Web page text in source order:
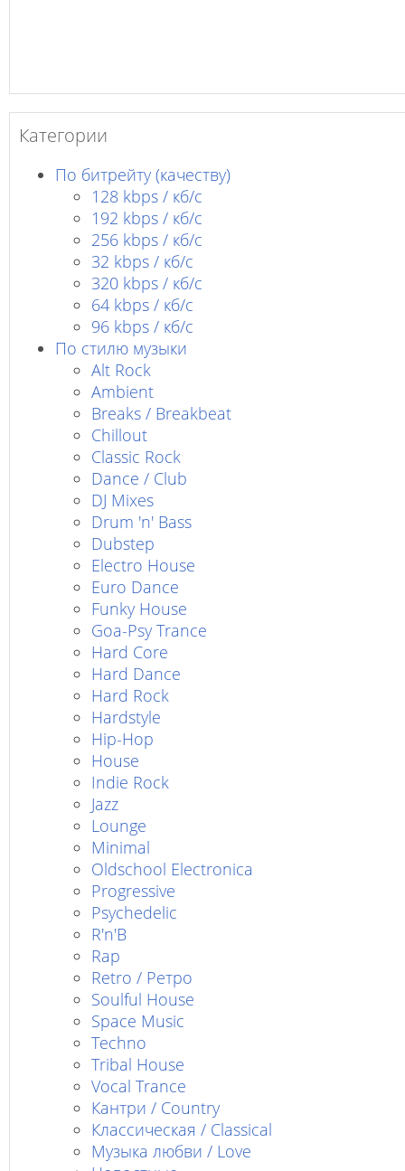
Категории
По битрейту (качеству)
128 kbps / кб/c
192 kbps / кб/c
256 kbps / кб/с
32 kbps / кб/c
320 kbps / кб/с
64 kbps / кб/c
96 kbps / кб/c
По стилю музыки
Alt Rock
Ambient
Breaks / Breakbeat
Chillout
Classic Rock
Dance / Club
DJ Mixes
Drum 'n' Bass
Dubstep
Electro House
Euro Dance
Funky House
Goa-Psy Trance
Hard Core
Hard Dance
Hard Rock
Hardstyle
Hip-Hop
House
Indie Rock
Jazz
Lounge
Minimal
Oldschool Electronica
Progressive
Psychedelic
R'n'B
Rap
Retro / Ретро
Soulful House
Space Music
Techno
Tribal House
Vocal Trance
Кантри / Country
Классическая / Classical
Музыка любви / Love